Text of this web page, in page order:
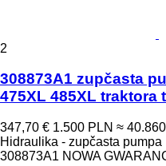
2
308873A1 zupčasta
475XL 485XL traktora
347,70 € 1.500 PLN ≈
Hidraulika - zupčasta pumpa
308873A1 NOWA